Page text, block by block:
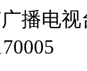
播电